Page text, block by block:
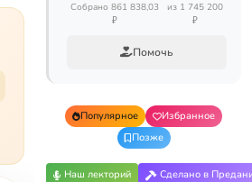
Собрано 861 838,03
₽
из 1 745 200
₽
Помочь
Популярное
Избранное
Позже
Наш лекторий Сделано в